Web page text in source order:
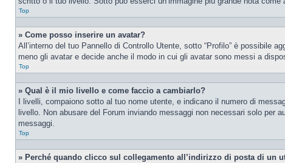
Top
» Come posso inserire un avatar?
All’interno del tuo Pannello di Controllo Utente, sotto “Profilo” è possibile
meno gli avatar e decide anche il modo in cui gli avatar sono messi a
Top
» Qual è il mio livello e come faccio a cambiarlo?
I livelli, compaiono sotto al tuo nome utente, e indicano il numero di
livello. Non abusare del Forum inviando messaggi non necessari solo per
messaggi.
Top
» Perché quando clicco sul collegamento all’indirizzo di posta di un